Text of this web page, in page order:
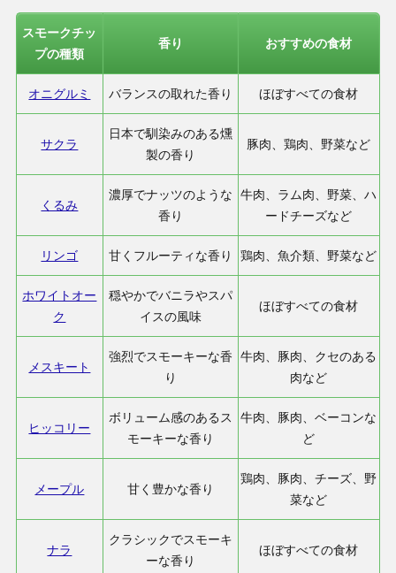
スモークチッ
プの種類
香り おすすめの食材
オニグルミ バランスの取れた香り ほぼすべての食材
サクラ
日本で馴染みのある燻
製の香り
豚肉、鶏肉、野菜など
くるみ
濃厚でナッツのような
香り
牛肉、ラム肉、野菜、ハ
ードチーズなど
リンゴ 甘くフルーティな香り 鶏肉、魚介類、野菜など
ホワイトオー
ク
穏やかでバニラやスパ
イスの風味
ほぼすべての食材
メスキート
強烈でスモーキーな香
り
牛肉、豚肉、クセのある
肉など
ヒッコリー
ボリューム感のあるス
モーキーな香り
牛肉、豚肉、ベーコンな
ど
メープル 甘く豊かな香り
鶏肉、豚肉、チーズ、野
菜など
ナラ
クラシックでスモーキ
ーな香り
ほぼすべての食材